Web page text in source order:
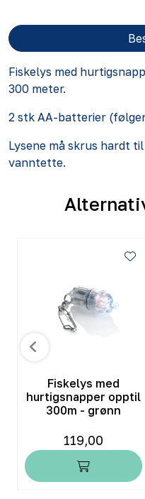
Fiskelys med
300 meter.
2 stk AA-batterier
Lysene må skrus hardt
vanntette.
Fiskelys med
hurtigsnapper opptil
300m - grønn
119,00